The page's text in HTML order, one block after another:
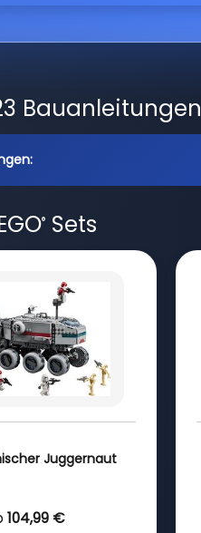
Bauanleitungen
®Sets
Juggernaut
104,99 €